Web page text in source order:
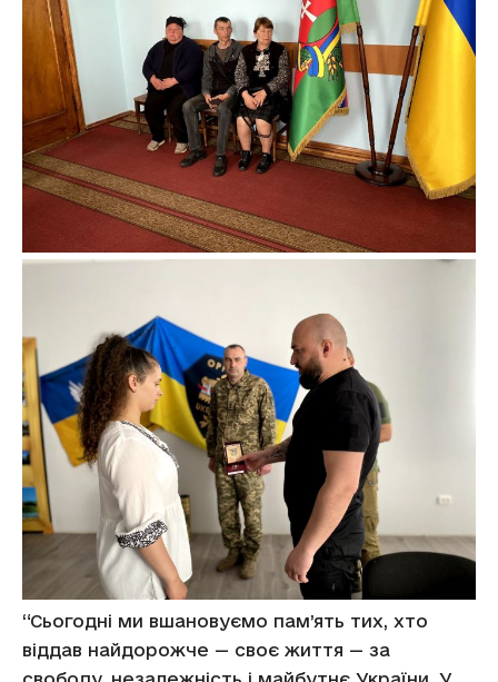
“Сьогодні ми вшановуємо пам’ять тих, хто
віддав найдорожче — своє життя — за